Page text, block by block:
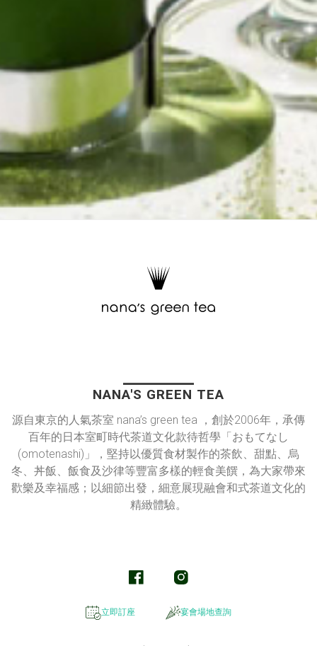
NANA'S GREEN TEA
源自東京的人氣茶室 nana’s green tea ，創於2006年，承傳
百年的日本室町時代茶道文化款待哲學「おもてなし
(omotenashi)」，堅持以優質食材製作的茶飲、甜點、烏
冬、丼飯、飯食及沙律等豐富多樣的輕食美饌，為大家帶來
歡樂及幸福感；以細節出發，細意展現融會和式茶道文化的
精緻體驗。
立即訂座 宴會場地查詢